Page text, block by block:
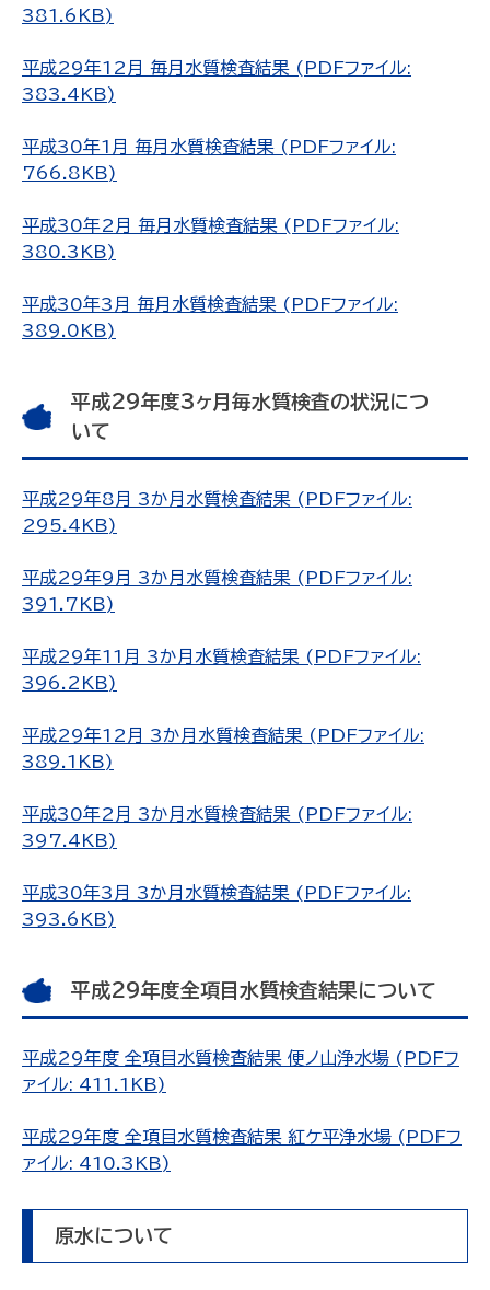
381.6KB)
平成29年12月 毎月水質検査結果 (PDFファイル:
383.4KB)
平成30年1月 毎月水質検査結果 (PDFファイル:
766.8KB)
平成30年2月 毎月水質検査結果 (PDFファイル:
380.3KB)
平成30年3月 毎月水質検査結果 (PDFファイル:
389.0KB)
平成29年度3ヶ月毎水質検査の状況につ
いて
平成29年8月 3か月水質検査結果 (PDFファイル:
295.4KB)
平成29年9月 3か月水質検査結果 (PDFファイル:
391.7KB)
平成29年11月 3か月水質検査結果 (PDFファイル:
396.2KB)
平成29年12月 3か月水質検査結果 (PDFファイル:
389.1KB)
平成30年2月 3か月水質検査結果 (PDFファイル:
397.4KB)
平成30年3月 3か月水質検査結果 (PDFファイル:
393.6KB)
平成29年度全項目水質検査結果について
平成29年度 全項目水質検査結果 便ノ山浄水場 (PDFフ
ァイル: 411.1KB)
平成29年度 全項目水質検査結果 紅ケ平浄水場 (PDFフ
ァイル: 410.3KB)
原水について